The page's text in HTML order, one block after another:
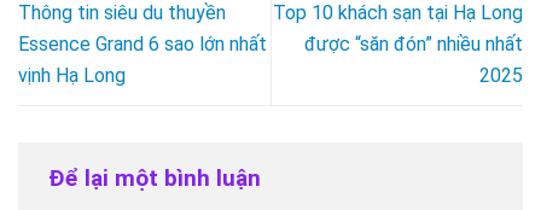
Thông tin siêu du thuyền
Essence Grand 6 sao lớn nhất
vịnh Hạ Long
Top 10 khách sạn tại Hạ Long
được “săn đón” nhiều nhất
2025
Để lại một bình luận